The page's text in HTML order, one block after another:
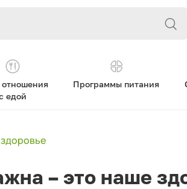
едой
Программы питания
– это наше